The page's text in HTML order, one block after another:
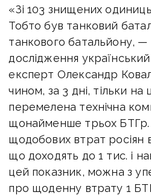
«Зі 103 знищених
Тобто був танковий
танкового батальйону,
дослідження
експерт Олександр
чином, за 3 дні, тільки на
перемелена технічна
щонайменше трьох БТГр.
щодобових втрат росіян
що доходять до 1 тис. і
цей показник, можна з
про щоденну втрату 1